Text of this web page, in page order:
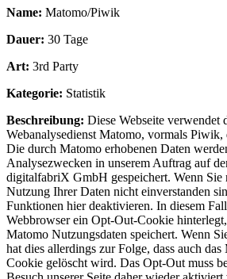
Name: Matomo/Piwik
Dauer: 30 Tage
Art: 3rd Party
Kategorie: Statistik
Beschreibung: Diese Webseite verwendet
Webanalysedienst Matomo, vormals Piwik,
Die durch Matomo erhobenen Daten
Analysezwecken in unserem Auftrag auf
digitalfabriX GmbH gespeichert. Wenn Sie
Nutzung Ihrer Daten nicht einverstanden
Funktionen hier deaktivieren. In diesem
Webbrowser ein Opt-Out-Cookie
Matomo Nutzungsdaten speichert. Wenn
hat dies allerdings zur Folge, dass auch
Cookie gelöscht wird. Das Opt-Out muss